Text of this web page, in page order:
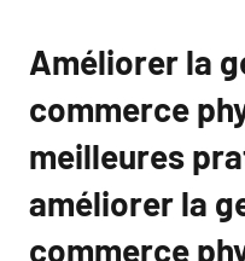
Améliorer la
commerce
meilleures
améliorer la
commerce